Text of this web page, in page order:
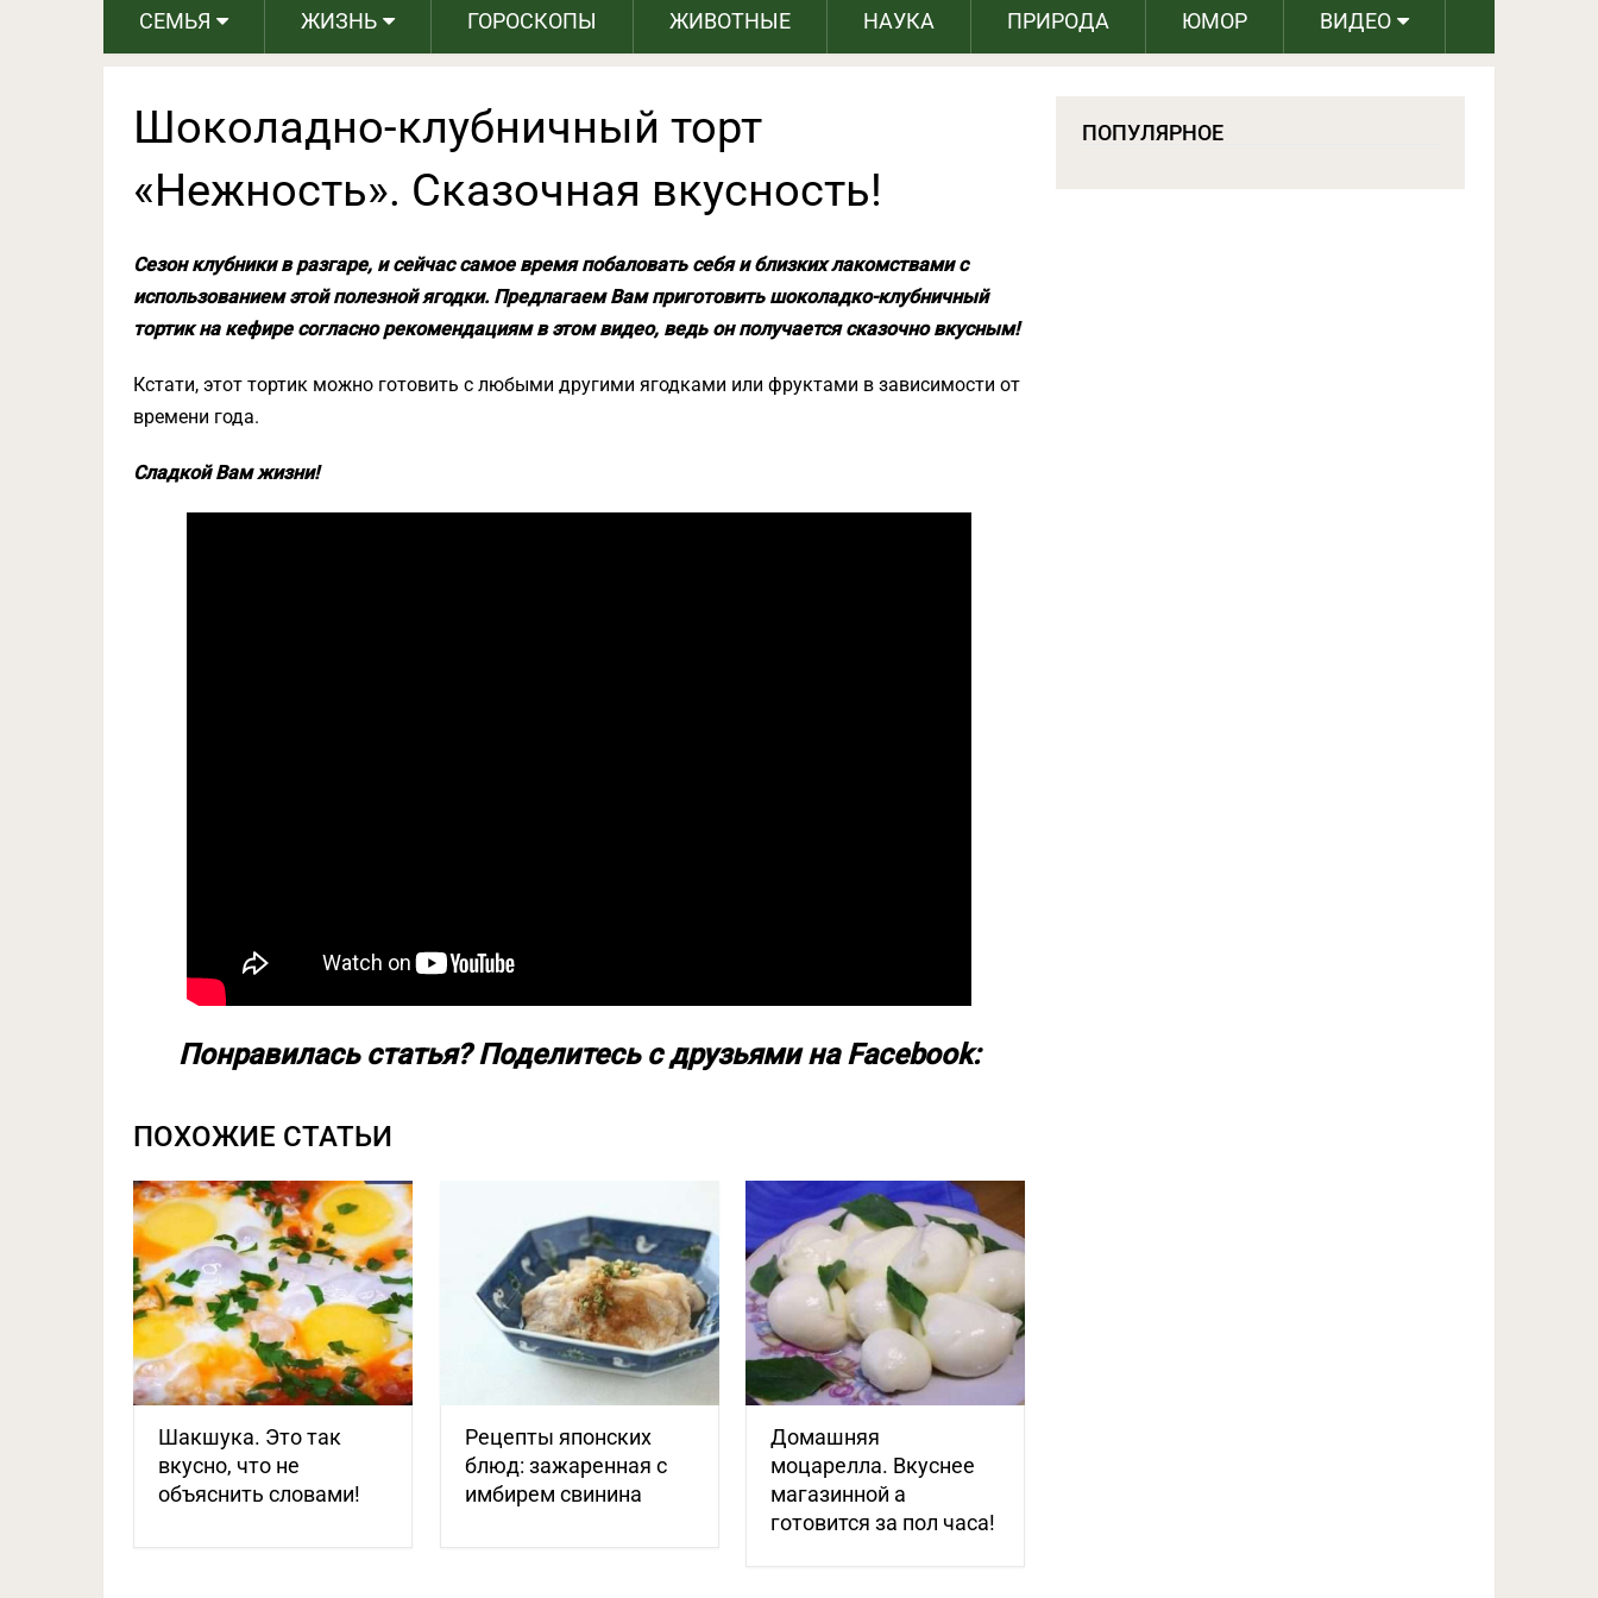
СЕМЬЯ ЖИЗНЬ ГОРОСКОПЫ ЖИВОТНЫЕ НАУКА ПРИРОДА ЮМОР ВИДЕО
Шоколадно-клубничный торт
«Нежность». Сказочная вкусность!
Сезон клубники в разгаре, и сейчас самое время побаловать себя и близких лакомствами с
использованием этой полезной ягодки. Предлагаем Вам приготовить шоколадко-клубничный
тортик на кефире согласно рекомендациям в этом видео, ведь он получается сказочно вкусным!
Кстати, этот тортик можно готовить с любыми другими ягодками или фруктами в зависимости от
времени года.
Сладкой Вам жизни!
Понравилась статья? Поделитесь с друзьями на Facebook:
ПОХОЖИЕ СТАТЬИ
Шакшука. Это так
вкусно, что не
объяснить словами!
Рецепты японских
блюд: зажаренная с
имбирем свинина
Домашняя
моцарелла. Вкуснее
магазинной а
готовится за пол часа!
ПОПУЛЯРНОЕ